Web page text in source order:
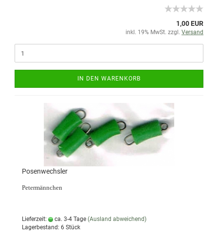
1,00 EUR
inkl. 19% MwSt. zzgl. Versand
IN DEN WARENKORB
Posenwechsler
Petermännchen
Lieferzeit: ca. 3-4 Tage (Ausland abweichend)
Lagerbestand: 6 Stück